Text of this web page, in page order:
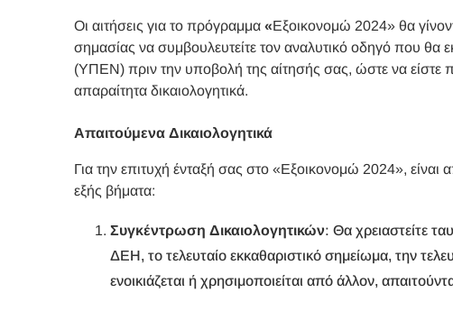
Οι αιτήσεις για το πρόγραμμα «Εξοικονομώ 2024» θα
σημασίας να συμβουλευτείτε τον αναλυτικό οδηγό που θα
(ΥΠΕΝ) πριν την υποβολή της αίτησής σας, ώστε να είστε
απαραίτητα δικαιολογητικά.
Απαιτούμενα Δικαιολογητικά
Για την επιτυχή ένταξή σας στο «Εξοικονομώ 2024»,
εξής βήματα:
Συγκέντρωση Δικαιολογητικών: Θα χρειαστείτε
ΔΕΗ, το τελευταίο εκκαθαριστικό σημείωμα, την
ενοικιάζεται ή χρησιμοποιείται από άλλον,